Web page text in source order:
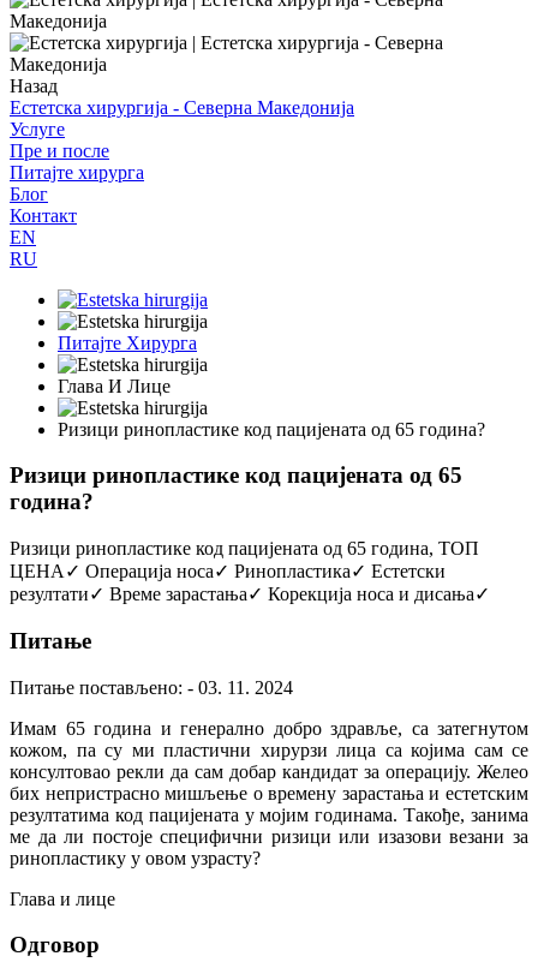
Назад
Естетска хирургија - Северна Македонија
Услуге
Пре и после
Питајте хирурга
Блог
Контакт
EN
RU
Питајте Хирурга
Глава И Лице
Ризици ринопластике код пацијената од 65 година?
Ризици ринопластике код пацијената од 65
година?
Ризици ринопластике код пацијената од 65 година, ТОП
ЦЕНА✓ Операција носа✓ Ринопластика✓ Естетски
резултати✓ Време зарастања✓ Корекција носа и дисања✓
Питање
Питање постављено: - 03. 11. 2024
Имам 65 година и генерално добро здравље, са затегнутом
кожом, па су ми пластични хирурзи лица са којима сам се
консултовао рекли да сам добар кандидат за операцију. Желео
бих непристрасно мишљење о времену зарастања и естетским
резултатима код пацијената у мојим годинама. Такође, занима
ме да ли постоје специфични ризици или изазови везани за
ринопластику у овом узрасту?
Глава и лице
Одговор